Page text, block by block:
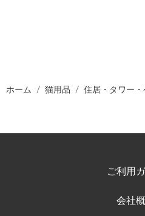
ホーム 猫用品 住居・タワー・
ご利用
会社